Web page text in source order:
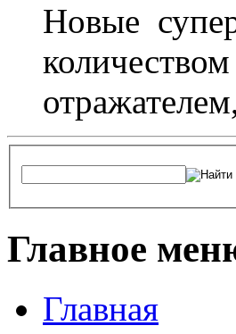
Новые
Главное
Главная